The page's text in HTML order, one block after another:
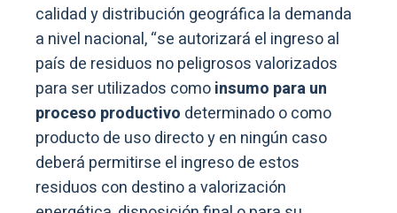
calidad y distribución geográfica la demanda
a nivel nacional, “se autorizará el ingreso al
país de residuos no peligrosos valorizados
para ser utilizados comoinsumo para un
proceso productivo determinado o como
producto de uso directo y en ningún caso
deberá permitirse el ingreso de estos
residuos con destino a valorización